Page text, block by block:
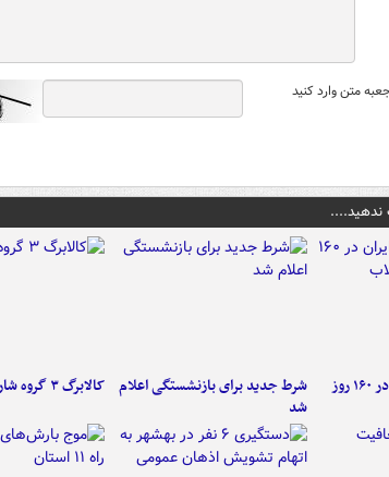
متن وارد کنید
ندهید....
۶ دستاورد بزرگ ایران در ۱۶۰ روز
شرط جدید برای بازنشستگی اعلام
شد
کالابرگ ۳ گروه شارژ شد